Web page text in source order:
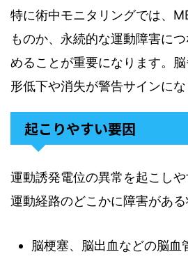
特に術中モニタリングでは、
ものか、永続的な運動障害に
めることが重要になります。
形低下や消失が警告サインにな
起こりやすい要因
運動誘発電位の異常を起こしや
運動経路のどこかに障害がある
脳梗塞、脳出血などの脳血